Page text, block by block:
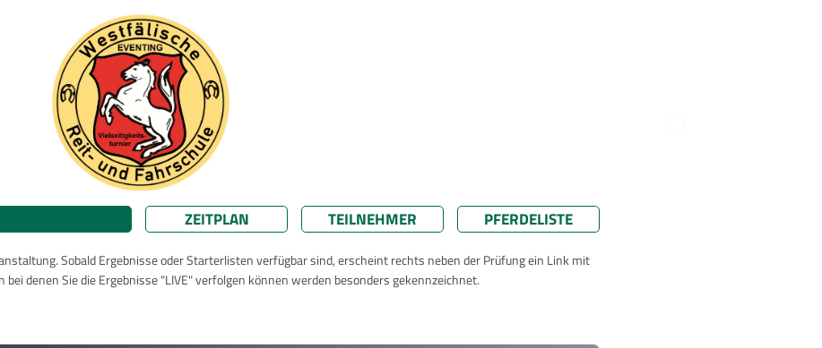
ZEITPLAN TEILNEHMER PFERDELISTE
Sobald Ergebnisse oder Starterlisten verfügbar sind, erscheint rechts neben der Prüfung ein Link mit
denen Sie die Ergebnisse "LIVE" verfolgen können werden besonders gekennzeichnet.